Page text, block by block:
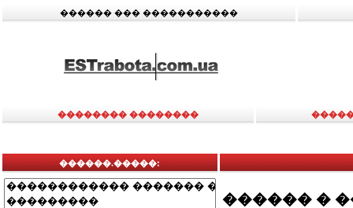
������ ��� �����������
�������� ��������
������.�����:
������ �